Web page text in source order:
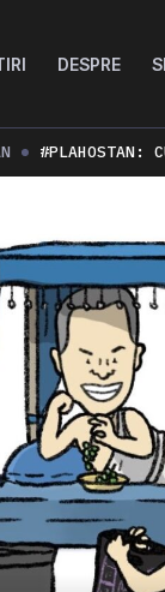
DESPRE
#PLAHOSTAN: